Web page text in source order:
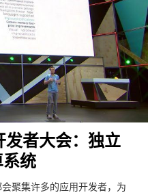
者大会：独立
统
聚集许多的应用开发者，为